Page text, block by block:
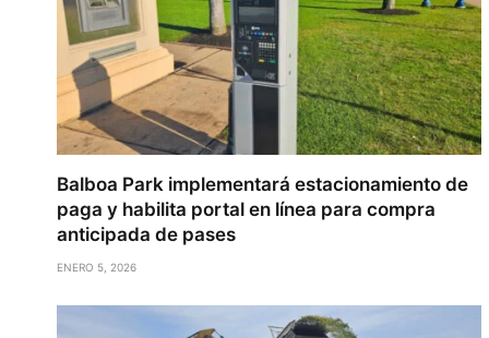
Balboa Park implementará estacionamiento de
paga y habilita portal en línea para compra
anticipada de pases
ENERO 5, 2026